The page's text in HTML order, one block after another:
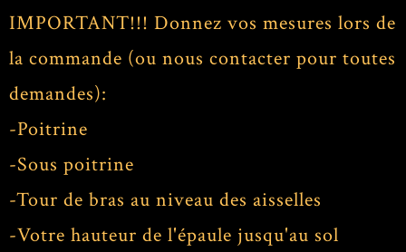
IMPORTANT!!! Donnez vos mesures lors de
la commande (ou nous contacter pour toutes
demandes):
-Poitrine
-Sous poitrine
-Tour de bras au niveau des aisselles
-Votre hauteur de l'épaule jusqu'au sol